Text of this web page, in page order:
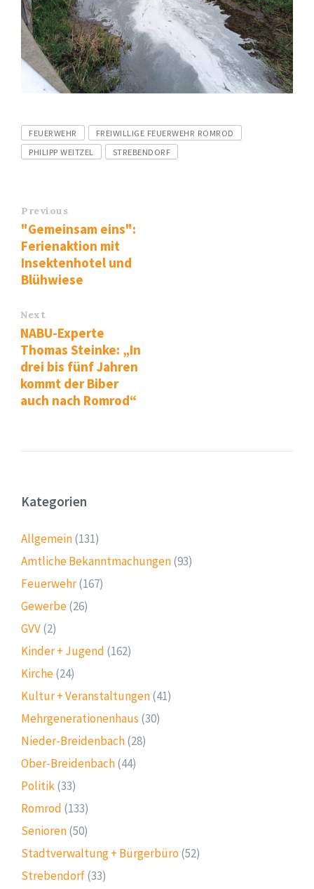
Tags
FEUERWEHR
FREIWILLIGE FEUERWEHR ROMROD
PHILIPP WEITZEL
STREBENDORF
Previous
"Gemeinsam eins":
Ferienaktion mit
Insektenhotel und
Blühwiese
Next
NABU-Experte
Thomas Steinke: „In
drei bis fünf Jahren
kommt der Biber
auch nach Romrod“
Kategorien
Allgemein(131)
Amtliche Bekanntmachungen(93)
Feuerwehr(167)
Gewerbe(26)
GVV(2)
Kinder + Jugend (162)
Kirche(24)
Kultur + Veranstaltungen(41)
Mehrgenerationenhaus (30)
Nieder-Breidenbach(28)
Ober-Breidenbach(44)
Politik(33)
Romrod (133)
Senioren(50)
Stadtverwaltung + Bürgerbüro (52)
Strebendorf(33)